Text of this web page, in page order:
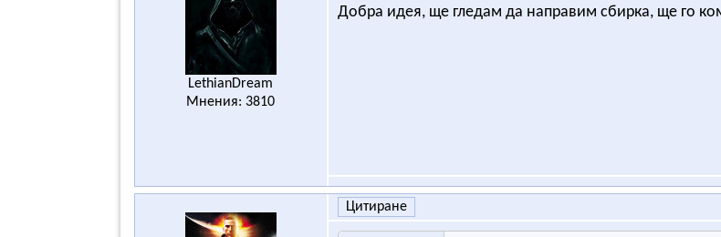
LethianDream
Мнения: 3810
Добра идея, ще гледам да направим сбирка, ще го
Цитиране